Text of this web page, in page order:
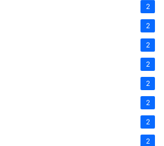
2
2
2
2
2
2
2
2